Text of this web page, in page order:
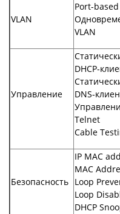
VLAN
Port-based
VLAN
Управление
DHCP-
DNS-
Telnet
Cable
Безопасность
IP MAC
MAC
Loop
Loop
DHCP